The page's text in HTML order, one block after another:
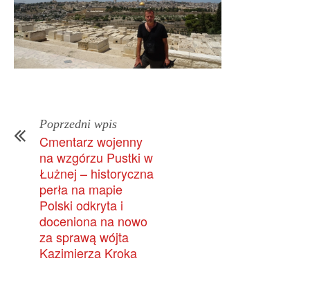
Poprzedni wpis
Cmentarz wojenny
na wzgórzu Pustki w
Łużnej – historyczna
perła na mapie
Polski odkryta i
doceniona na nowo
za sprawą wójta
Kazimierza Kroka